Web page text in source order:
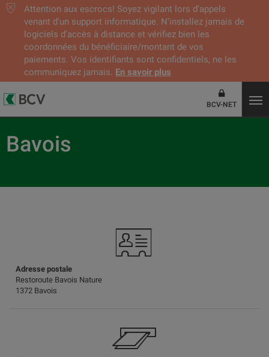
Attention aux escrocs! Soyez vigilant lors d’appels
venant d'un support informatique. N’installez jamais de
logiciels d’accès à distance et vérifiez bien les
coordonnées du bénéficiaire/montant de vos
paiements. Vos identifiants sont confidentiels, ne les
communiquez jamais. En savoir plus
BCV-NET
Bavois
Adresse postale
Restoroute Bavois Nature
1372 Bavois